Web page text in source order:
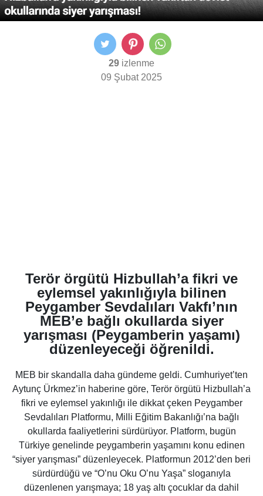
29 izlenme
09 Şubat 2025
Terör örgütü Hizbullah’a fikri ve
eylemsel yakınlığıyla bilinen
Peygamber Sevdalıları Vakfı’nın
MEB’e bağlı okullarda siyer
yarışması (Peygamberin yaşamı)
düzenleyeceği öğrenildi.
MEB bir skandalla daha gündeme geldi. Cumhuriyet’ten
Aytunç Ürkmez’in haberine göre, Terör örgütü Hizbullah’a
fikri ve eylemsel yakınlığı ile dikkat çeken Peygamber
Sevdalıları Platformu, Milli Eğitim Bakanlığı’na bağlı
okullarda faaliyetlerini sürdürüyor. Platform, bugün
Türkiye genelinde peygamberin yaşamını konu edinen
“siyer yarışması” düzenleyecek. Platformun 2012’den beri
sürdürdüğü ve “O’nu Oku O’nu Yaşa” sloganıyla
düzenlenen yarışmaya; 18 yaş altı çocuklar da dahil